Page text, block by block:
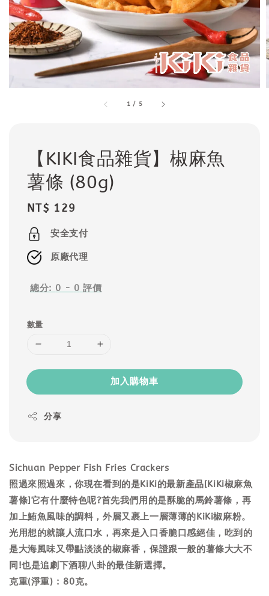
1 / 5
【KIKI食品雜貨】椒麻魚
薯條 (80g)
Regular
price
NT$ 129
安全支付
原廠代理
總分: 0 - 0 評價
數量
加入購物車
分享
Sichuan Pepper Fish Fries Crackers
照過來照過來，你現在看到的是KiKi的最新產品[KiKi椒麻魚
薯條]它有什麼特色呢?首先我們用的是酥脆的馬鈴薯條，再
加上鮪魚風味的調料，外層又裹上一層薄薄的KiKi椒麻粉。
光用想的就讓人流口水，再來是入口香脆口感絕佳，吃到的
是大海風味又帶點淡淡的椒麻香，保證跟一般的薯條大大不
同!也是追劇下酒聊八卦的最佳新選擇。
克重(淨重) : 80克。